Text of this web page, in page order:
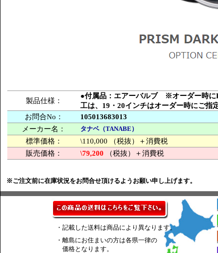
製品仕様：
●付属品：エアーバルブ ※オーダー時に
工は、19・20インチはオーダー時にご指
お問合No：
105013683013
メーカー名：
タナベ（TANABE）
標準価格：
\110,000 （税抜）＋消費税
販売価格：
\79,200 （税抜）＋消費税
※ご注文前に在庫状況をお問合せ頂けるようお願い申し上げます。
・記載した送料は商品により異なります。
・離島にお住まいの方は各県一律の
価格となります。